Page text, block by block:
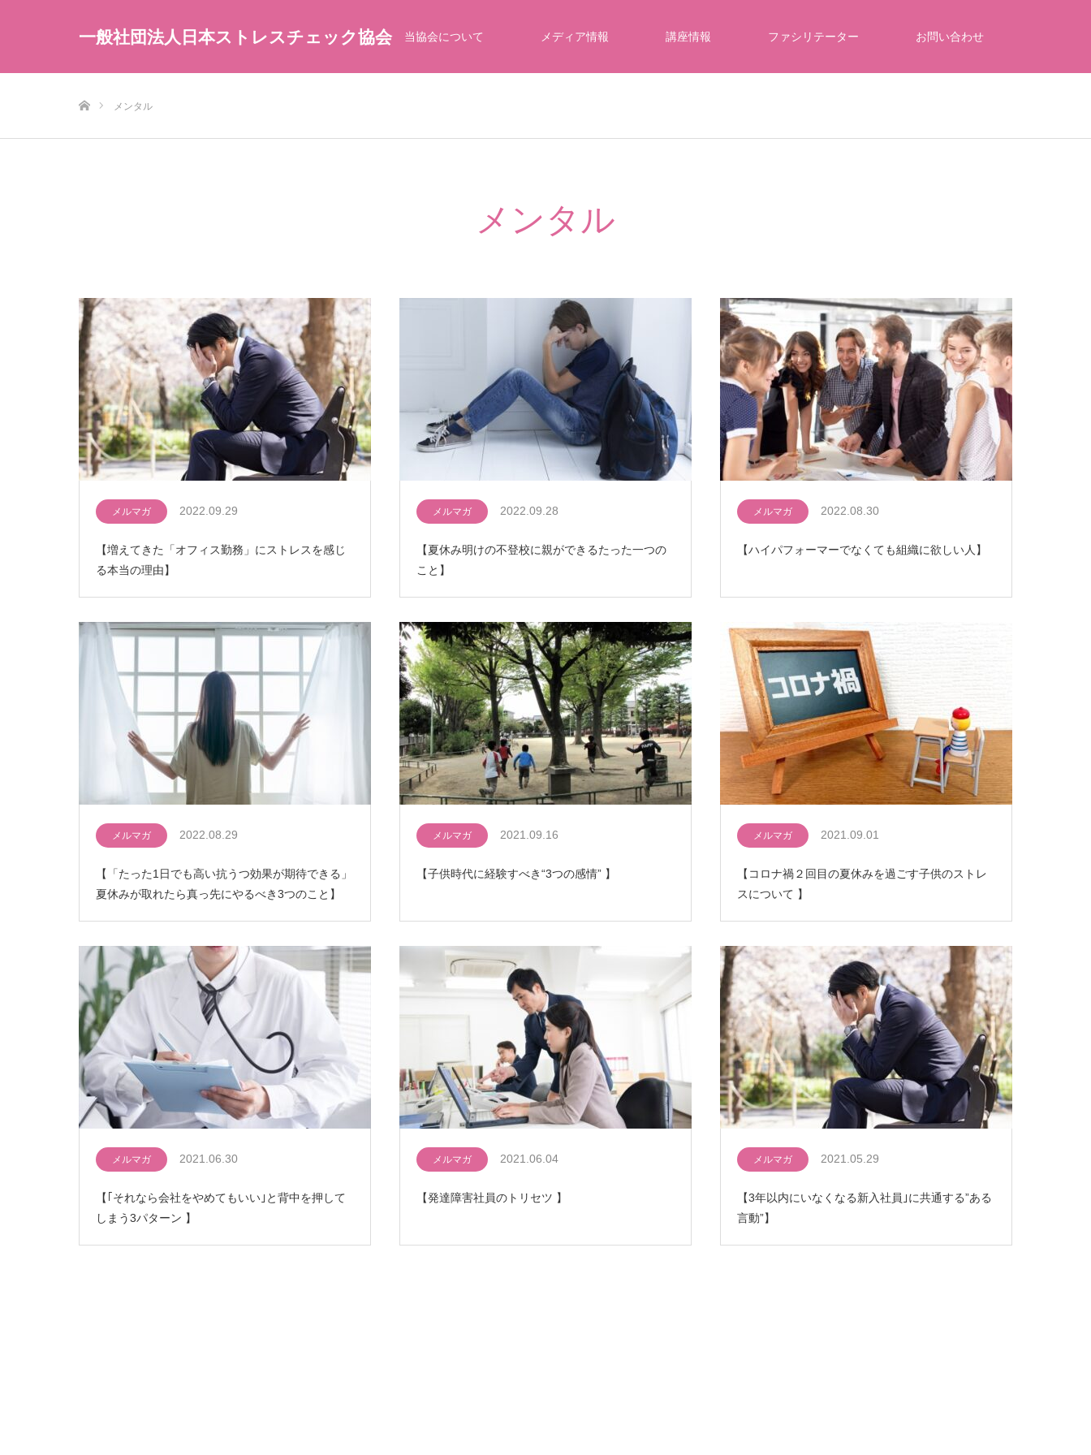
一般社団法人日本ストレスチェック協会 当協会について メディア情報 講座情報 ファシリテーター お問い合わせ
メンタル
メンタル
メルマガ 2022.09.29
【増えてきた「オフィス勤務」にストレスを感じ
る本当の理由】
メルマガ 2022.09.28
【夏休み明けの不登校に親ができるたった一つの
こと】
メルマガ 2022.08.30
【ハイパフォーマーでなくても組織に欲しい人】
メルマガ 2022.08.29
【「たった1日でも高い抗うつ効果が期待できる」
夏休みが取れたら真っ先にやるべき3つのこと】
メルマガ 2021.09.16
【子供時代に経験すべき“3つの感情” 】
メルマガ 2021.09.01
【コロナ禍２回目の夏休みを過ごす子供のストレ
スについて 】
メルマガ 2021.06.30
【｢それなら会社をやめてもいい｣と背中を押して
しまう3パターン 】
メルマガ 2021.06.04
【発達障害社員のトリセツ 】
メルマガ 2021.05.29
【3年以内にいなくなる新入社員｣に共通する”ある
言動”】